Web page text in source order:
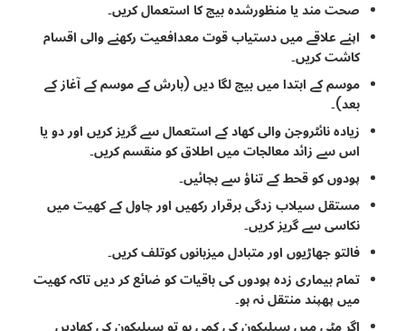
صحت مند یا منظورشدہ بیج کا استعمال کریں۔
اپنے علاقے میں دستیاب قوت معدافعیت رکھنے والی اقسام
کاشت کریں۔
موسم کے ابتدا میں بیج لگا دیں (بارش کے موسم کے آغاز کے
زیادہ نائٹروجن والی کھاد کے استعمال سے گریز کریں اور دو یا
اس سے زائد معالجات میں اطلاق کو منقسم کریں۔
پودوں کو قحط کے تناؤ سے بچائیں۔
مستقل سیلاب زدگی برقرار رکھیں اور چاول کے کھیت میں
نکاسی سے گریز کریں۔
فالتو جھاڑیوں اور متبادل میزبانوں کوتلف کریں۔
تمام بیماری زدہ پودوں کی باقیات کو ضائع کر دیں تاکہ کھیت
میں پھپند منتقل نہ ہو۔
اگر مٹی میں سیلیکون کی کمی ہو تو سیلیکون کی کھادیں